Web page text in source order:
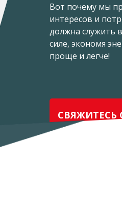
Вот почему мы
интересов и
должна служить
силе, экономя
проще и легче!
СВЯЖИТЕСЬ